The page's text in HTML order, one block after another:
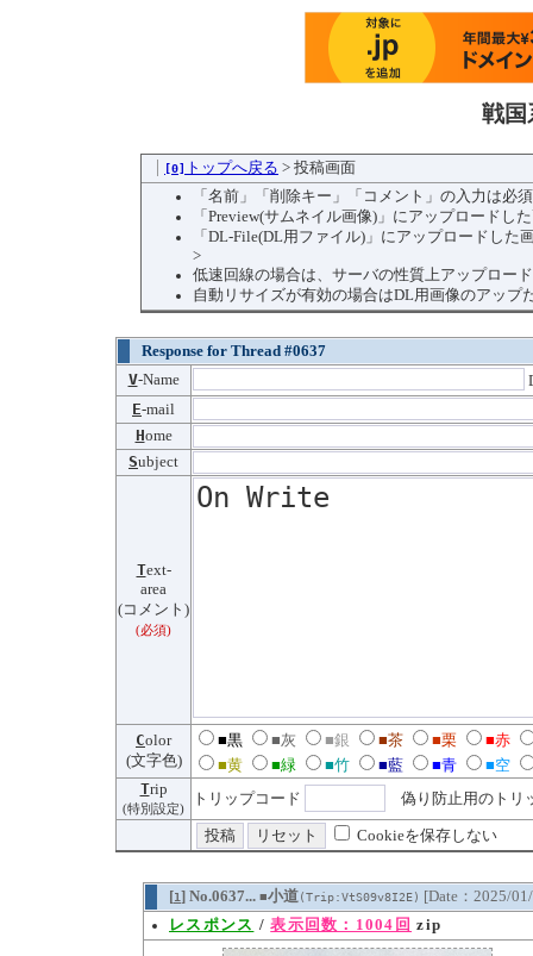
戦国
[0] トップへ戻る > 投稿画面
「名前」「削除キー」「コメント」の入力は必
「Preview(サムネイル画像)」にアップロードし
「DL-File(DL用ファイル)」にアップロードし
>
低速回線の場合は、サーバの性質上アップロー
自動リサイズが有効の場合はDL用画像のアップ
Response for Thread #0637
V-Name
E-mail
Home
Subject
Text-
area
(コメント)
(必須)
Color
(文字色)
■黒 ■灰 ■銀 ■茶 ■栗
■赤
■黄
■緑 ■竹 ■藍 ■青
■空
Trip
(特別設定)
トリップコード 偽り防止用のトリ
Cookieを保存しない
[1] No.0637... ■小道(Trip:VtS09v8I2E) [Date：2025/
レスポンス /表示回数：1004回 zip